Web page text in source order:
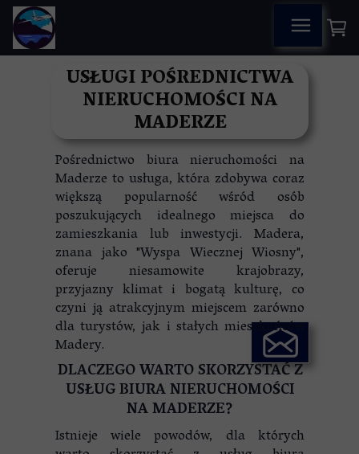
USŁUGI POŚREDNICTWA
NIERUCHOMOŚCI NA
MADERZE
Pośrednictwo biura nieruchomości na
Maderze to usługa, która zdobywa coraz
większą popularność wśród osób
poszukujących idealnego miejsca do
zamieszkania lub inwestycji. Madera,
znana jako "Wyspa Wiecznej Wiosny",
oferuje niesamowite krajobrazy,
przyjazny klimat i bogatą kulturę, co
czyni ją atrakcyjnym miejscem zarówno
dla turystów, jak i stałych mieszkańców
Madery.
DLACZEGO WARTO SKORZYSTAĆ Z
USŁUG BIURA NIERUCHOMOŚCI
NA MADERZE?
Istnieje wiele powodów, dla których